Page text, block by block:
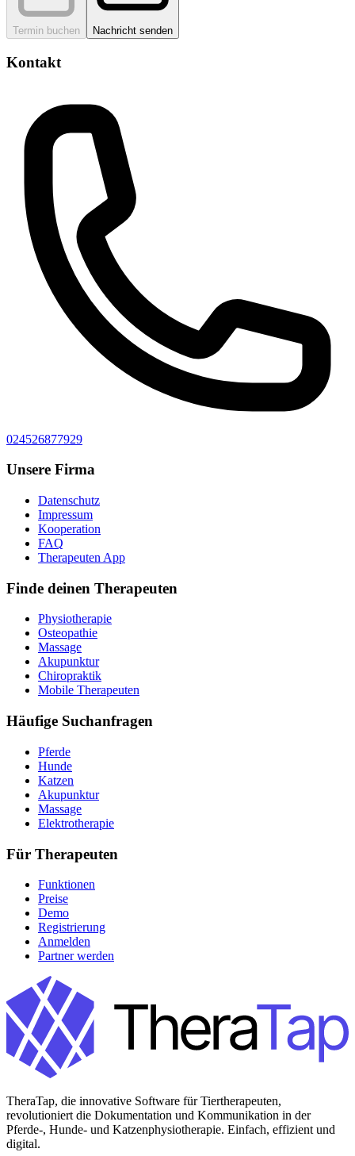
Termin buchen Nachricht senden
Kontakt
024526877929
Unsere Firma
Datenschutz
Impressum
Kooperation
FAQ
Therapeuten App
Finde deinen Therapeuten
Physiotherapie
Osteopathie
Massage
Akupunktur
Chiropraktik
Mobile Therapeuten
Häufige Suchanfragen
Pferde
Hunde
Katzen
Akupunktur
Massage
Elektrotherapie
Für Therapeuten
Funktionen
Preise
Demo
Registrierung
Anmelden
Partner werden
TheraTap, die innovative Software für Tiertherapeuten,
revolutioniert die Dokumentation und Kommunikation in der
Pferde-, Hunde- und Katzenphysiotherapie. Einfach, effizient und
digital.